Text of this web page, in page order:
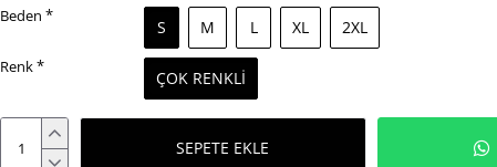
Beden
S M L XL 2XL
Renk
ÇOK RENKLI
SEPETE EKLE